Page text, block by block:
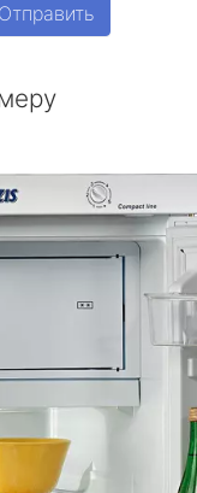
Отправить